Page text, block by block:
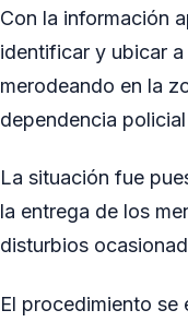
Con la información
identificar y ubicar a
merodeando en la
dependencia
La situación fue
la entrega de los
disturbios
El procedimiento se